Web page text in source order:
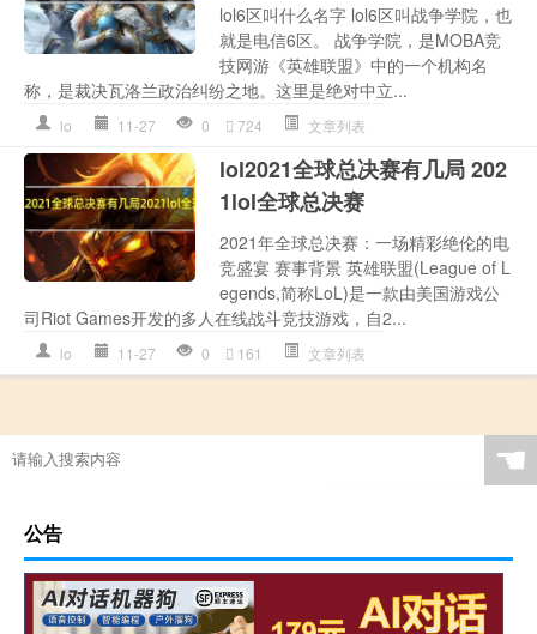
lol6区叫什么名字 lol6区叫战争学院，也
就是电信6区。 战争学院，是MOBA竞
技网游《英雄联盟》中的一个机构名
称，是裁决瓦洛兰政治纠纷之地。这里是绝对中立...
lo 11-27 0 724 文章列表
lol2021全球总决赛有几局 202
1lol全球总决赛
2021年全球总决赛：一场精彩绝伦的电
竞盛宴 赛事背景 英雄联盟(League of L
egends,简称LoL)是一款由美国游戏公
司Riot Games开发的多人在线战斗竞技游戏，自2...
lo 11-27 0 161 文章列表
☚
公告